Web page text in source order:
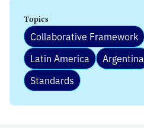
Topics
Collaborative Framework
Latin America
Argentina
Standards